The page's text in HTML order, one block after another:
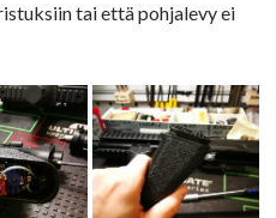
tai että pohjalevy ei